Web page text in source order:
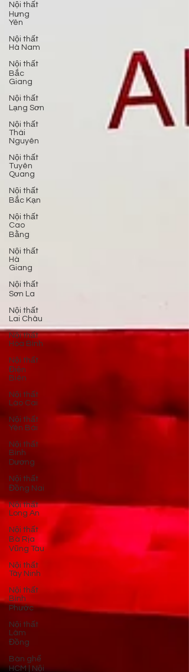
Nội thất
Hưng
Yên
Nội thất
Hà Nam
Nội thất
Bắc
Giang
Nội thất
Lạng Sơn
Nội thất
Thái
Nguyên
Nội thất
Tuyên
Quang
Nội thất
Bắc Kạn
Nội thất
Cao
Bằng
Nội thất
Hà
Giang
Nội thất
Sơn La
Nội thất
Lai Châu
Nội thất
Hòa Bình
Nội thất
Điện
Biên
Nội thất
Lào Cai
Nội thất
Yên Bái
Nội thất
Bình
Dương
Nội thất
Đồng Nai
Nội thất
Long An
Nội thất
Bà Rịa
Vũng Tàu
Nội thất
Tây Ninh
Nội thất
Bình
Phước
Nội thất
Lâm
Đồng
Bàn ghế
HCM | Nội